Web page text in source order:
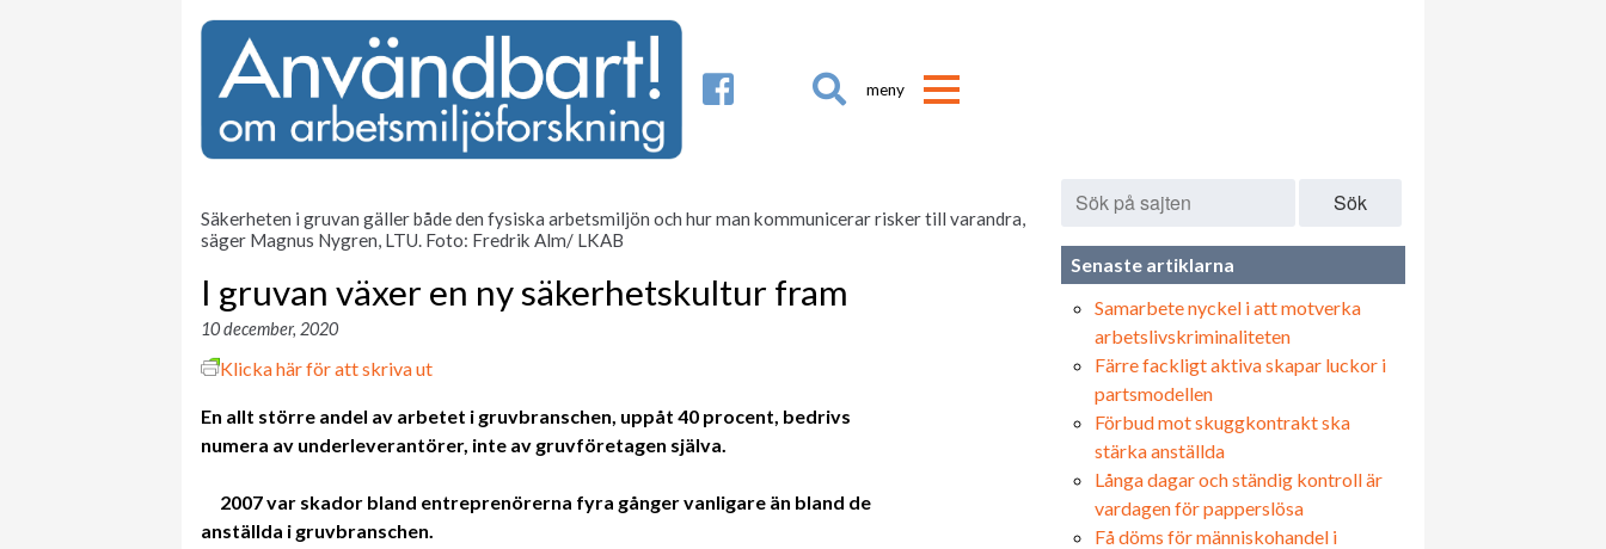

Säkerheten i gruvan gäller både den fysiska arbetsmiljön och hur man kommunicerar risker till varandra,
säger Magnus Nygren, LTU. Foto: Fredrik Alm/ LKAB
I gruvan växer en ny säkerhetskultur fram
10 december, 2020
Klicka här för att skriva ut
En allt större andel av arbetet i gruvbranschen, uppåt 40 procent, bedrivs
numera av underleverantörer, inte av gruvföretagen själva.
2007 var skador bland entreprenörerna fyra gånger vanligare än bland de
anställda i gruvbranschen.
Sök
Senaste artiklarna
Samarbete nyckel i att motverka
arbetslivskriminaliteten
Färre fackligt aktiva skapar luckor i
partsmodellen
Förbud mot skuggkontrakt ska
stärka anställda
Långa dagar och ständig kontroll är
vardagen för papperslösa
Få döms för människohandel i